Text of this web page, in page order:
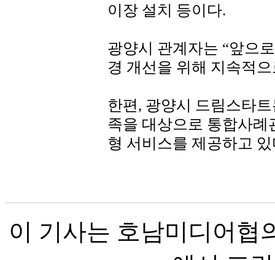
이장 설치 등이다.
광양시 관계자는 “앞으
경 개선을 위해 지속적
한편, 광양시 드림스타
족을 대상으로 통합사례
형 서비스를 제공하고 있
이 기사는 호남미디어협